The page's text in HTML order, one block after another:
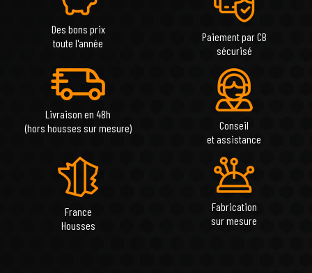
Des bons prix
toute l'année
Paiement par CB
sécurisé
Livraison en 48h
(hors housses sur mesure)
Conseil
et assistance
France
Housses
Fabrication
sur mesure